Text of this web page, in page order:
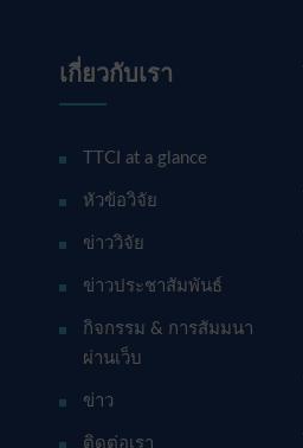
เกี่ยวกับเรา
TTCI at a glance
หัวข้อวิจัย
ข่าววิจัย
ข่าวประชาสัมพันธ์
กิจกรรม & การสัมมนา
ผ่านเว็บ
ข่าว
ติดต่อเรา